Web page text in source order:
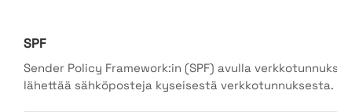
SPF
Sender Policy Framework:in (SPF) avulla
lähettää sähköposteja kyseisestä verkkotunnuksesta.